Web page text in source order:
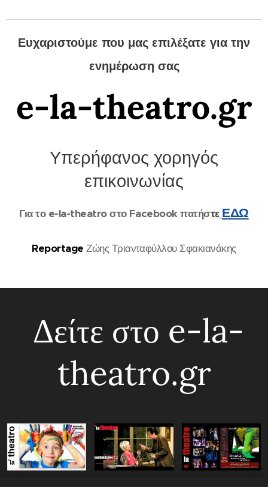
Ευχαριστούμε που μας επιλέξατε για την
ενημέρωση σας
e-la-theatro.gr
Υπερήφανος χορηγός
επικοινωνίας
Για το e-la-theatro στο Facebook πατήστε ΕΔΩ
Reportage Ζώης Τριανταφύλλου Σφακιανάκης
Δείτε στο e-la-
theatro.gr